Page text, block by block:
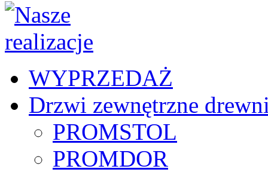
WYPRZEDAŻ
Drzwi zewnętrzne
PROMSTOL
PROMDOR